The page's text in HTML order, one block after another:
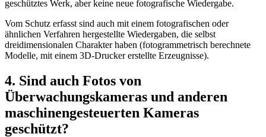
geschütztes Werk, aber keine neue fotografische Wiedergabe.
Vom Schutz erfasst sind auch mit einem fotografischen oder
ähnlichen Verfahren hergestellte Wiedergaben, die selbst
dreidimensionalen Charakter haben (fotogrammetrisch berechnete
Modelle, mit einem 3D-Drucker erstellte Erzeugnisse).
4. Sind auch Fotos von
Überwachungskameras und anderen
maschinengesteuerten Kameras
geschützt?